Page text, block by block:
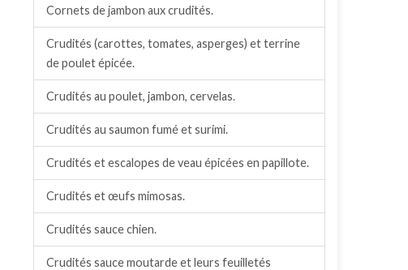
Cornets de jambon aux crudités.
Crudités (carottes, tomates, asperges) et terrine
de poulet épicée.
Crudités au poulet, jambon, cervelas.
Crudités au saumon fumé et surimi.
Crudités et escalopes de veau épicées en papillote.
Crudités et œufs mimosas.
Crudités sauce chien.
Crudités sauce moutarde et leurs feuilletés